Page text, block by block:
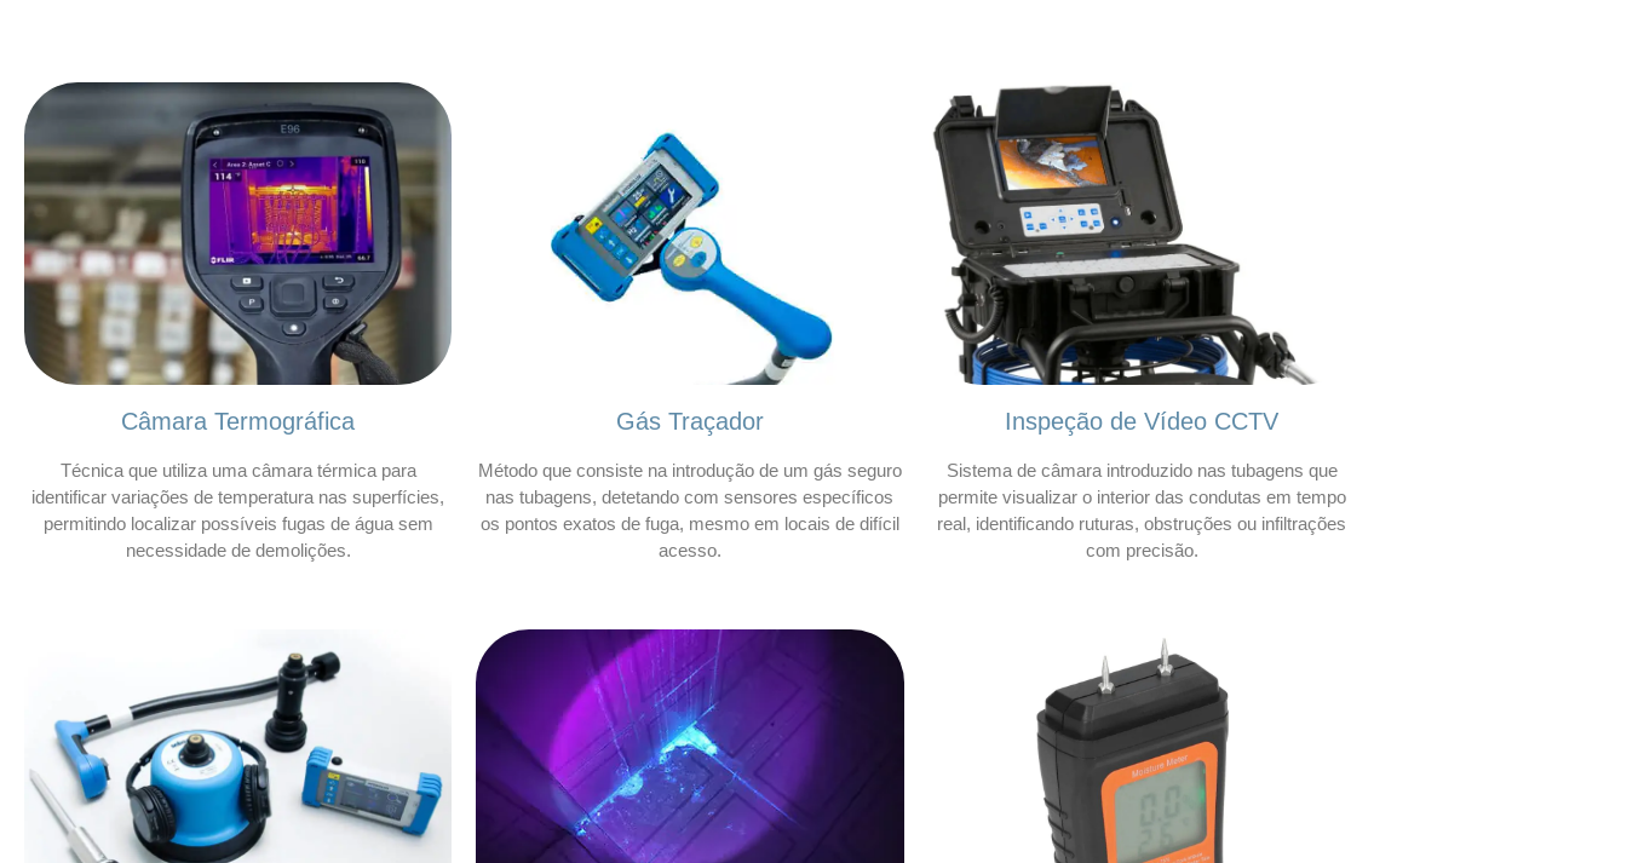
Câmara Termográfica
Técnica que utiliza uma câmara térmica para
identificar variações de temperatura nas superfícies,
permitindo localizar possíveis fugas de água sem
necessidade de demolições.
Gás Traçador
Método que consiste na introdução de um gás seguro
nas tubagens, detetando com sensores específicos
os pontos exatos de fuga, mesmo em locais de difícil
acesso.
Inspeção de Vídeo CCTV
Sistema de câmara introduzido nas tubagens que
permite visualizar o interior das condutas em tempo
real, identificando ruturas, obstruções ou infiltrações
com precisão.